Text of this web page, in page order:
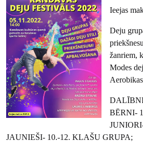
Ieejas
Deju
žanriem,
Modes
BĒRNI-
JAUNIEŠI- 10.-12. KLAŠU GRUPA;